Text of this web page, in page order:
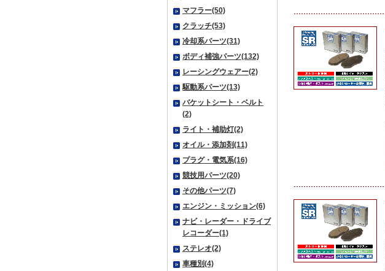
マフラー(50)
クラッチ(53)
冷却系パーツ(31)
ボディ補強パーツ(132)
レーシングウェアー(2)
駆動系パーツ(13)
バケットシート・ベルト
(2)
ライト・補助灯(2)
オイル・添加剤(11)
プラグ・電気系(16)
競技用パーツ(20)
その他パーツ(7)
エンジン・ミッション(6)
ナビ・レーダー・ドライブ
レコーダー(1)
ステレオ(2)
車種別(4)